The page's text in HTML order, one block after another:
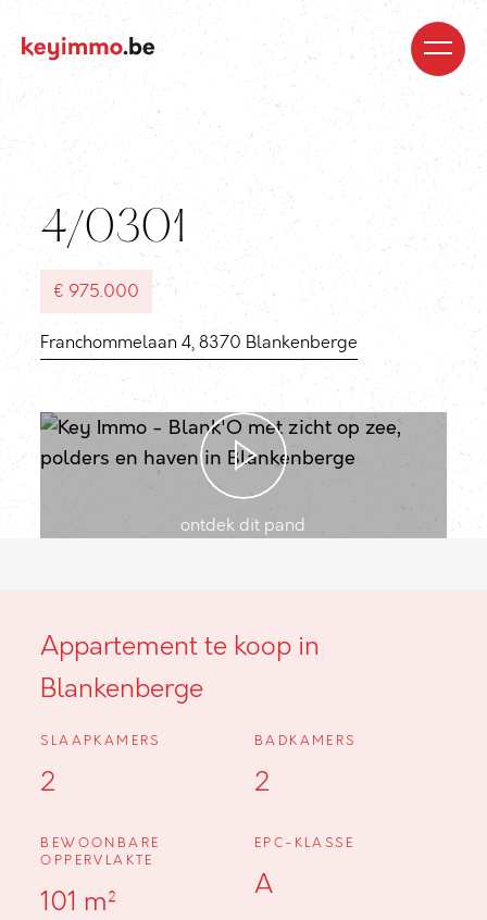
4/0301
€ 975.000
Franchommelaan 4, 8370 Blankenberge
ontdek dit pand
Appartement te koop in
Blankenberge
SLAAPKAMERS
2
BADKAMERS
2
BEWOONBARE
OPPERVLAKTE
101 m²
EPC-KLASSE
A